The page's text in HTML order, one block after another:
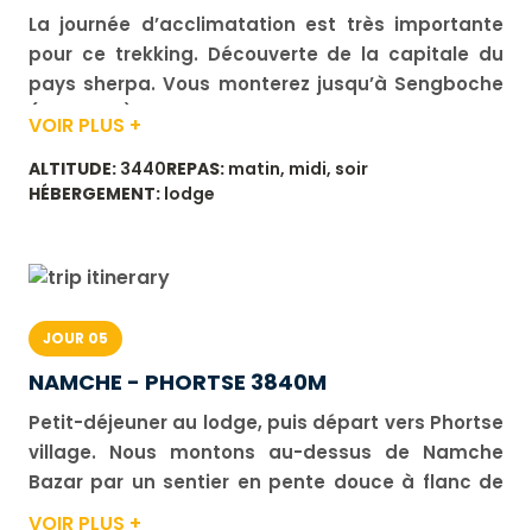
La journée d’acclimatation est très importante
pour ce trekking. Découverte de la capitale du
pays sherpa. Vous monterez jusqu’à Sengboche
(3 720 m). Sur les hauteurs, première vue sur
l’école de Khumjung, la Hillary High School et
l’hôpital de Kunde, construit à l’initiative de Sir
marche : 4 à 5 h. Dénivelé : positif 340 m, négatif
340 m.
VOIR PLUS +
ALTITUDE: 3440REPAS: matin, midi, soir
HÉBERGEMENT: lodge
JOUR 05
NAMCHE - PHORTSE 3840M
Petit-déjeuner au lodge, puis départ vers Phortse
village. Nous montons au-dessus de Namche
Bazar par un sentier en pente douce à flanc de
montagne jusqu'au col de Mong Dada, avec une
VOIR PLUS +